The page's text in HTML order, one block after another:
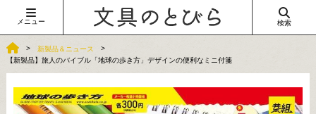
メニュー 検索
新製品＆ニュース
【新製品】旅人のバイブル「地球の歩き方」デザインの便利なミニ付箋